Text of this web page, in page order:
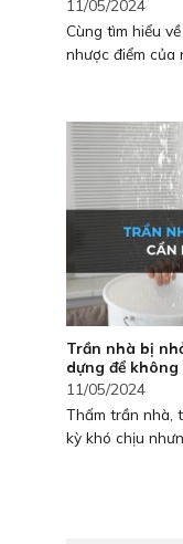
11/05/2024
Cùng tìm hiểu
nhược điểm của
Trần nhà bị
dựng để
11/05/2024
Thấm trần nhà,
kỳ khó chịu